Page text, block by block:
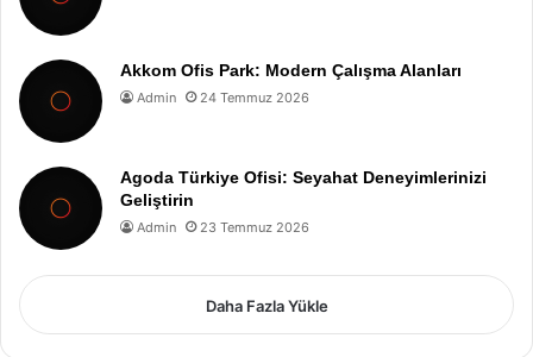
Akkom Ofis Park: Modern Çalışma Alanları
Admin 24 Temmuz 2026
Agoda Türkiye Ofisi: Seyahat Deneyimlerinizi
Geliştirin
Admin 23 Temmuz 2026
Daha Fazla Yükle